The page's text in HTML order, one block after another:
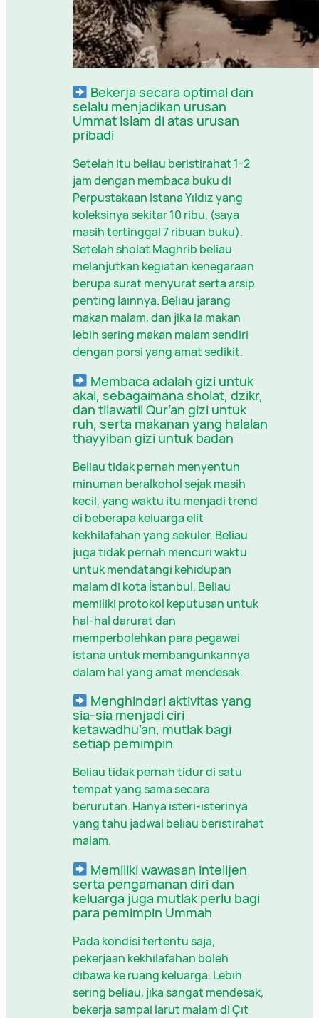
Bekerja secara optimal dan
selalu menjadikan urusan
Ummat Islam di atas urusan
pribadi
Setelah itu beliau beristirahat 1-2
jam dengan membaca buku di
Perpustakaan Istana Yıldız yang
koleksinya sekitar 10 ribu, (saya
masih tertinggal 7 ribuan buku).
Setelah sholat Maghrib beliau
melanjutkan kegiatan kenegaraan
berupa surat menyurat serta arsip
penting lainnya. Beliau jarang
makan malam, dan jika ia makan
lebih sering makan malam sendiri
dengan porsi yang amat sedikit.
Membaca adalah gizi untuk
akal, sebagaimana sholat, dzikr,
dan tilawatil Qur’an gizi untuk
ruh, serta makanan yang halalan
thayyiban gizi untuk badan
Beliau tidak pernah menyentuh
minuman beralkohol sejak masih
kecil, yang waktu itu menjadi trend
di beberapa keluarga elit
kekhilafahan yang sekuler. Beliau
juga tidak pernah mencuri waktu
untuk mendatangi kehidupan
malam di kota İstanbul. Beliau
memiliki protokol keputusan untuk
hal-hal darurat dan
memperbolehkan para pegawai
istana untuk membangunkannya
dalam hal yang amat mendesak.
Menghindari aktivitas yang
sia-sia menjadi ciri
ketawadhu’an, mutlak bagi
setiap pemimpin
Beliau tidak pernah tidur di satu
tempat yang sama secara
berurutan. Hanya isteri-isterinya
yang tahu jadwal beliau beristirahat
malam.
Memiliki wawasan intelijen
serta pengamanan diri dan
keluarga juga mutlak perlu bagi
para pemimpin Ummah
Pada kondisi tertentu saja,
pekerjaan kekhilafahan boleh
dibawa ke ruang keluarga. Lebih
sering beliau, jika sangat mendesak,
bekerja sampai larut malam di Çıt